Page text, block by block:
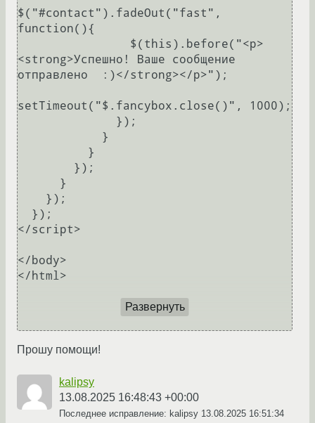
$("#contact").fadeOut("fast",
function(){
<strong>Успешно! Ваше сообщение
отправлено  :)</strong></p>");
setTimeout("$.fancybox.close()", 1000);
</script>
</body>
</html>
Развернуть
Прошу помощи!
kalipsy
13.08.2025 16:48:43 +00:00
Последнее исправление: kalipsy 13.08.2025 16:51:34